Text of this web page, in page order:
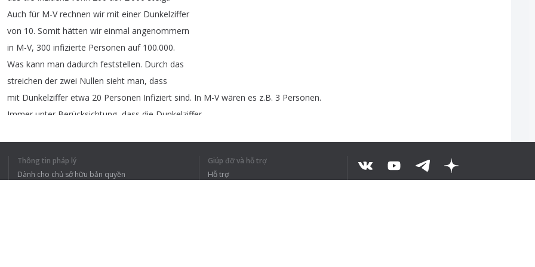
Auch für M-V rechnen wir mit einer Dunkelziffer
von 10. Somit hätten wir einmal angenommern
in M-V, 300 infizierte Personen auf100.000.
Was kann man dadurch feststellen. Durch das
streichen der zwei Nullen sieht man, dass
mit Dunkelziffer etwa 20 Personen Infiziert sind. In M-V wären es z.B. 3 Personen.
Immer unter Berücksichtung dass die Dunkelziffer
Thông tin pháp lý
Dành cho chủ sở hữu bản quyền
Giúp đỡ và hỗ trợ
Hỗ trợ